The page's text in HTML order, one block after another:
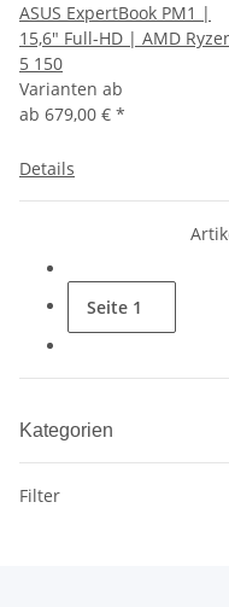
ASUS ExpertBook PM1 |
15,6" Full-HD | AMD
5 150
Varianten ab
ab 679,00 € *
Details
Seite 1
Kategorien
Filter